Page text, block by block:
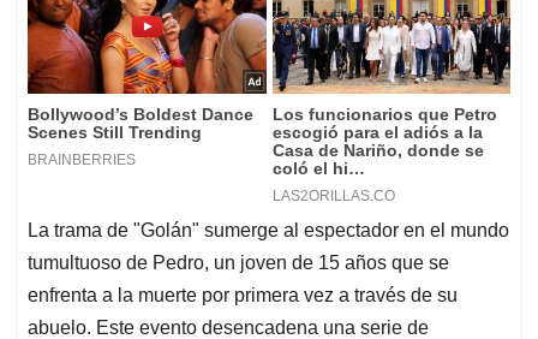
La trama de "Golán" sumerge al espectador en el mundo
tumultuoso de Pedro, un joven de 15 años que se
enfrenta a la muerte por primera vez a través de su
abuelo. Este evento desencadena una serie de